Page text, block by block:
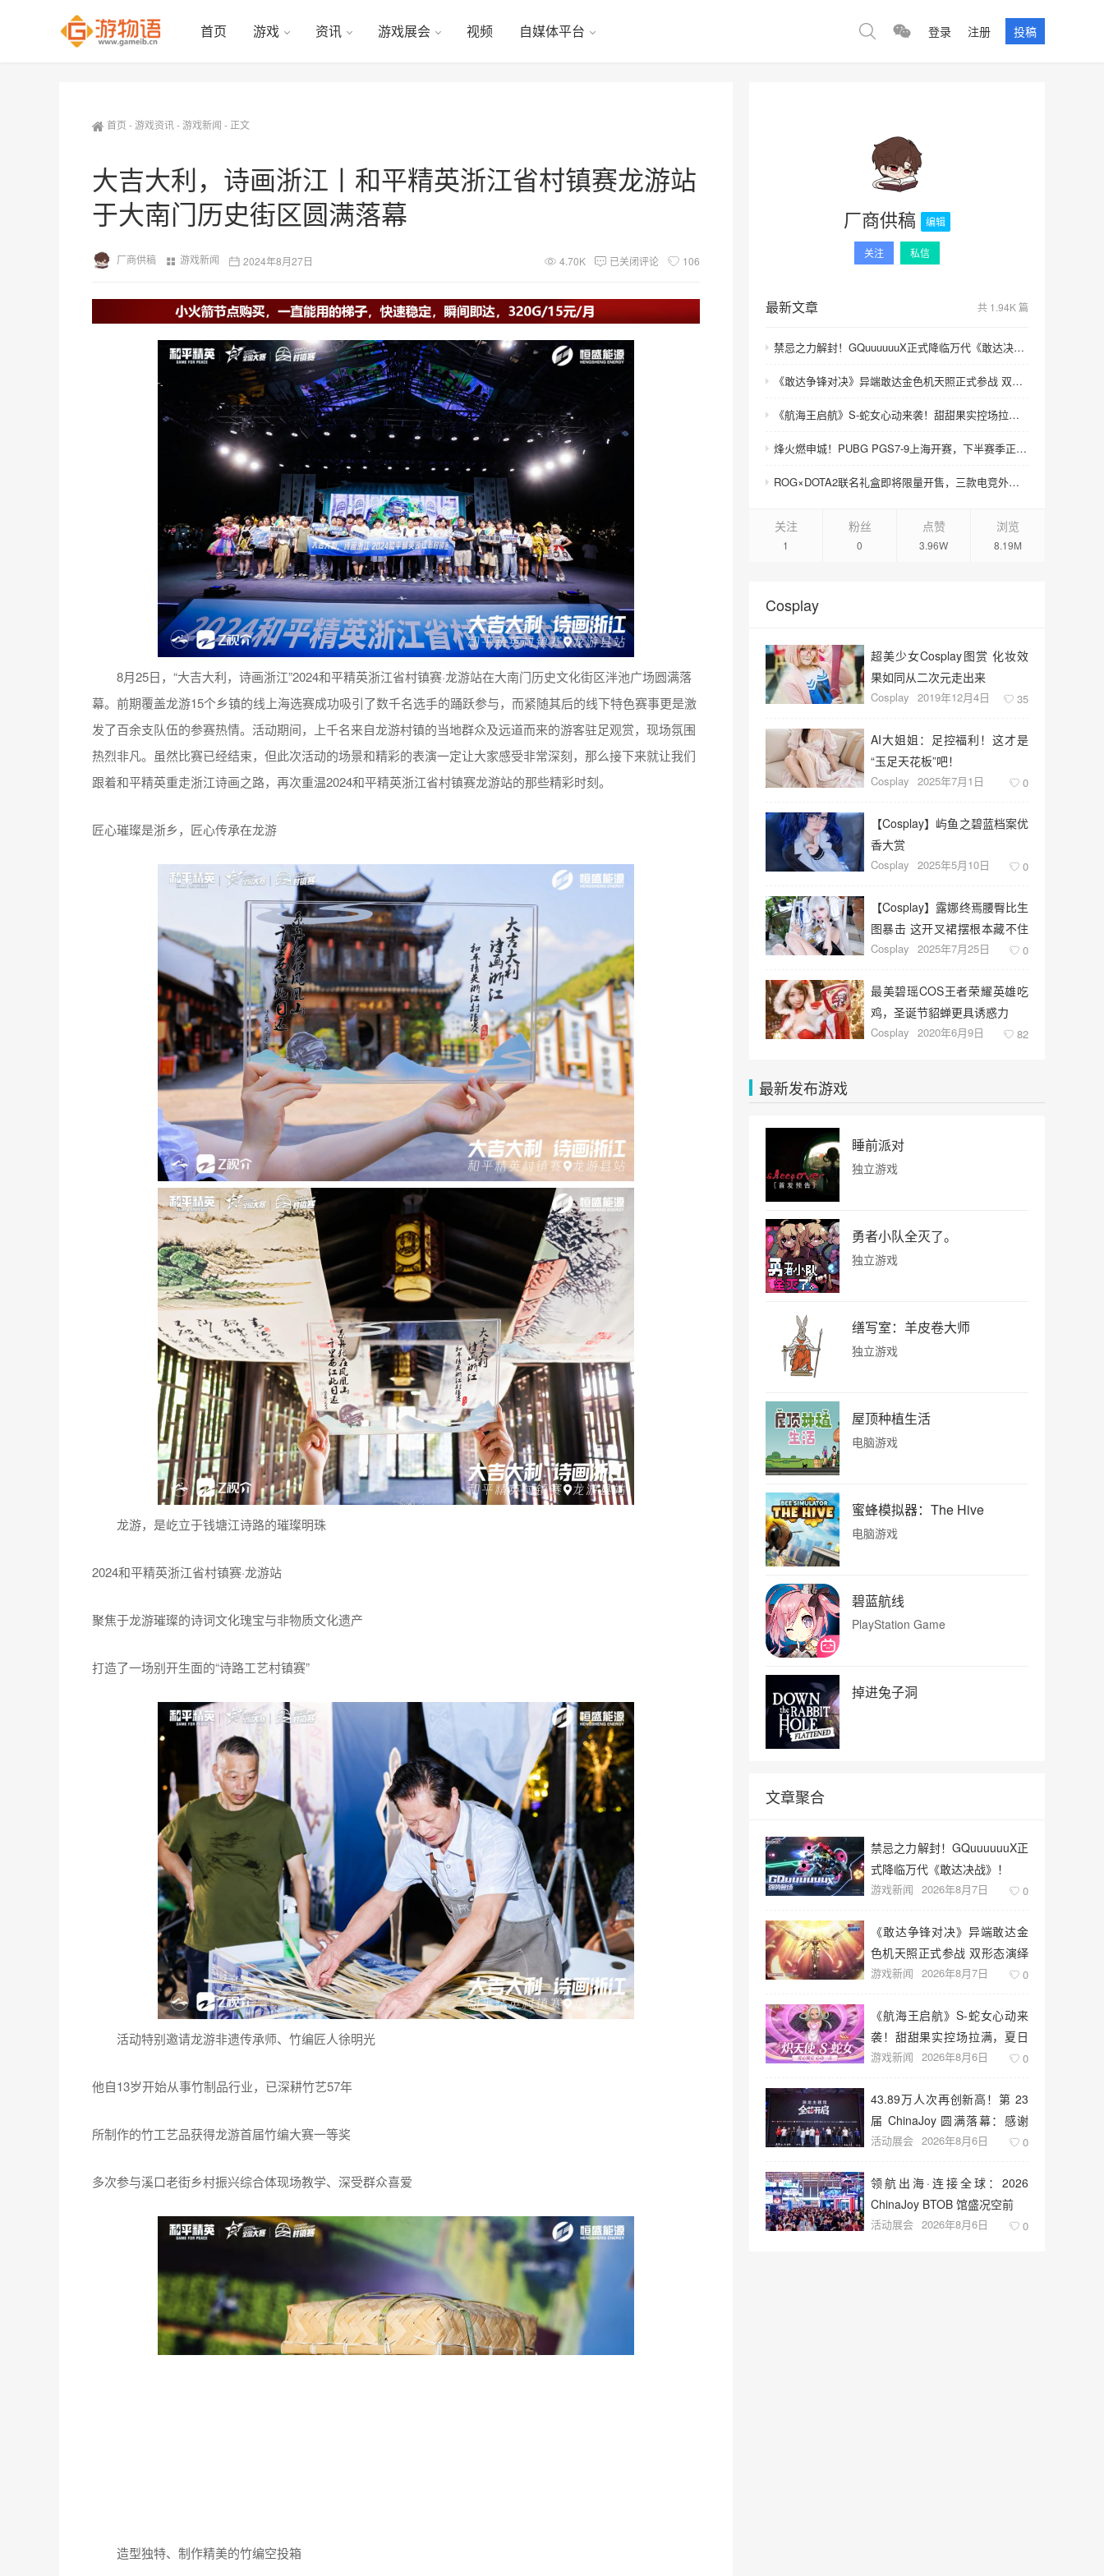
首页 游戏 资讯 游戏展会 视频 自媒体平台 登录 注册 投稿
首页 -游戏资讯-游戏新闻 - 正文
大吉大利，诗画浙江丨和平精英浙江省村镇赛龙游站
于大南门历史街区圆满落幕
厂商供稿 游戏新闻 2024年8月27日 4.70K 已关闭评论 106
8月25日，“大吉大利，诗画浙江”2024和平精英浙江省村镇赛·龙游站在大南门历史文化街区泮池广场圆满落
幕。前期覆盖龙游15个乡镇的线上海选赛成功吸引了数千名选手的踊跃参与，而紧随其后的线下特色赛事更是激
发了百余支队伍的参赛热情。活动期间，上千名来自龙游村镇的当地群众及远道而来的游客驻足观赏，现场氛围
热烈非凡。虽然比赛已经结束，但此次活动的场景和精彩的表演一定让大家感受非常深刻，那么接下来就让我们
跟着和平精英重走浙江诗画之路，再次重温2024和平精英浙江省村镇赛龙游站的那些精彩时刻。
匠心璀璨是浙乡，匠心传承在龙游
龙游，是屹立于钱塘江诗路的璀璨明珠
2024和平精英浙江省村镇赛·龙游站
聚焦于龙游璀璨的诗词文化瑰宝与非物质文化遗产
打造了一场别开生面的“诗路工艺村镇赛”
活动特别邀请龙游非遗传承师、竹编匠人徐明光
他自13岁开始从事竹制品行业，已深耕竹艺57年
所制作的竹工艺品获得龙游首届竹编大赛一等奖
多次参与溪口老街乡村振兴综合体现场教学、深受群众喜爱
造型独特、制作精美的竹编空投箱
厂商供稿 编辑
关注 私信
最新文章 共 1.94K 篇
禁忌之力解封！GQuuuuuuX正式降临万代《敢达决战》！
《敢达争锋对决》异端敢达金色机天照正式参战 双形态演绎空中战技
《航海王启航》S-蛇女心动来袭！甜甜果实控场拉满，夏日盛宴开启
烽火燃申城！PUBG PGS7-9上海开赛，下半赛季正式打响！
ROG×DOTA2联名礼盒即将限量开售，三款电竞外设致敬玩家青春记忆
关注
1
粉丝
0
点赞
3.96W
浏览
8.19M
Cosplay
超美少女Cosplay图赏 化妆效
果如同从二次元走出来
Cosplay 2019年12月4日 35
AI大姐姐：足控福利！这才是
“玉足天花板”吧！
Cosplay 2025年7月1日 0
【Cosplay】屿鱼之碧蓝档案优
香大赏
Cosplay 2025年5月10日 0
【Cosplay】露娜终焉腰臀比生
图暴击 这开叉裙摆根本藏不住
肉感美腿
Cosplay 2025年7月25日 0
最美碧瑶COS王者荣耀英雄吃
鸡，圣诞节貂蝉更具诱惑力
Cosplay 2020年6月9日 82
最新发布游戏
睡前派对
独立游戏
勇者小队全灭了。
独立游戏
缮写室：羊皮卷大师
独立游戏
屋顶种植生活
电脑游戏
蜜蜂模拟器：The Hive
电脑游戏
碧蓝航线
PlayStation Game
掉进兔子洞
文章聚合
禁忌之力解封！GQuuuuuuX正
式降临万代《敢达决战》！
游戏新闻 2026年8月7日 0
《敢达争锋对决》异端敢达金
色机天照正式参战 双形态演绎
空中战技
游戏新闻 2026年8月7日 0
《航海王启航》S-蛇女心动来
袭！甜甜果实控场拉满，夏日
盛宴开启
游戏新闻 2026年8月6日 0
43.89万人次再创新高！第 23
届 ChinaJoy 圆满落幕：感谢
有你，共赴这场“与 AI 同游”的
活动展会 2026年8月6日 0
领航出海·连接全球：2026
ChinaJoy BTOB 馆盛况空前
活动展会 2026年8月6日 0